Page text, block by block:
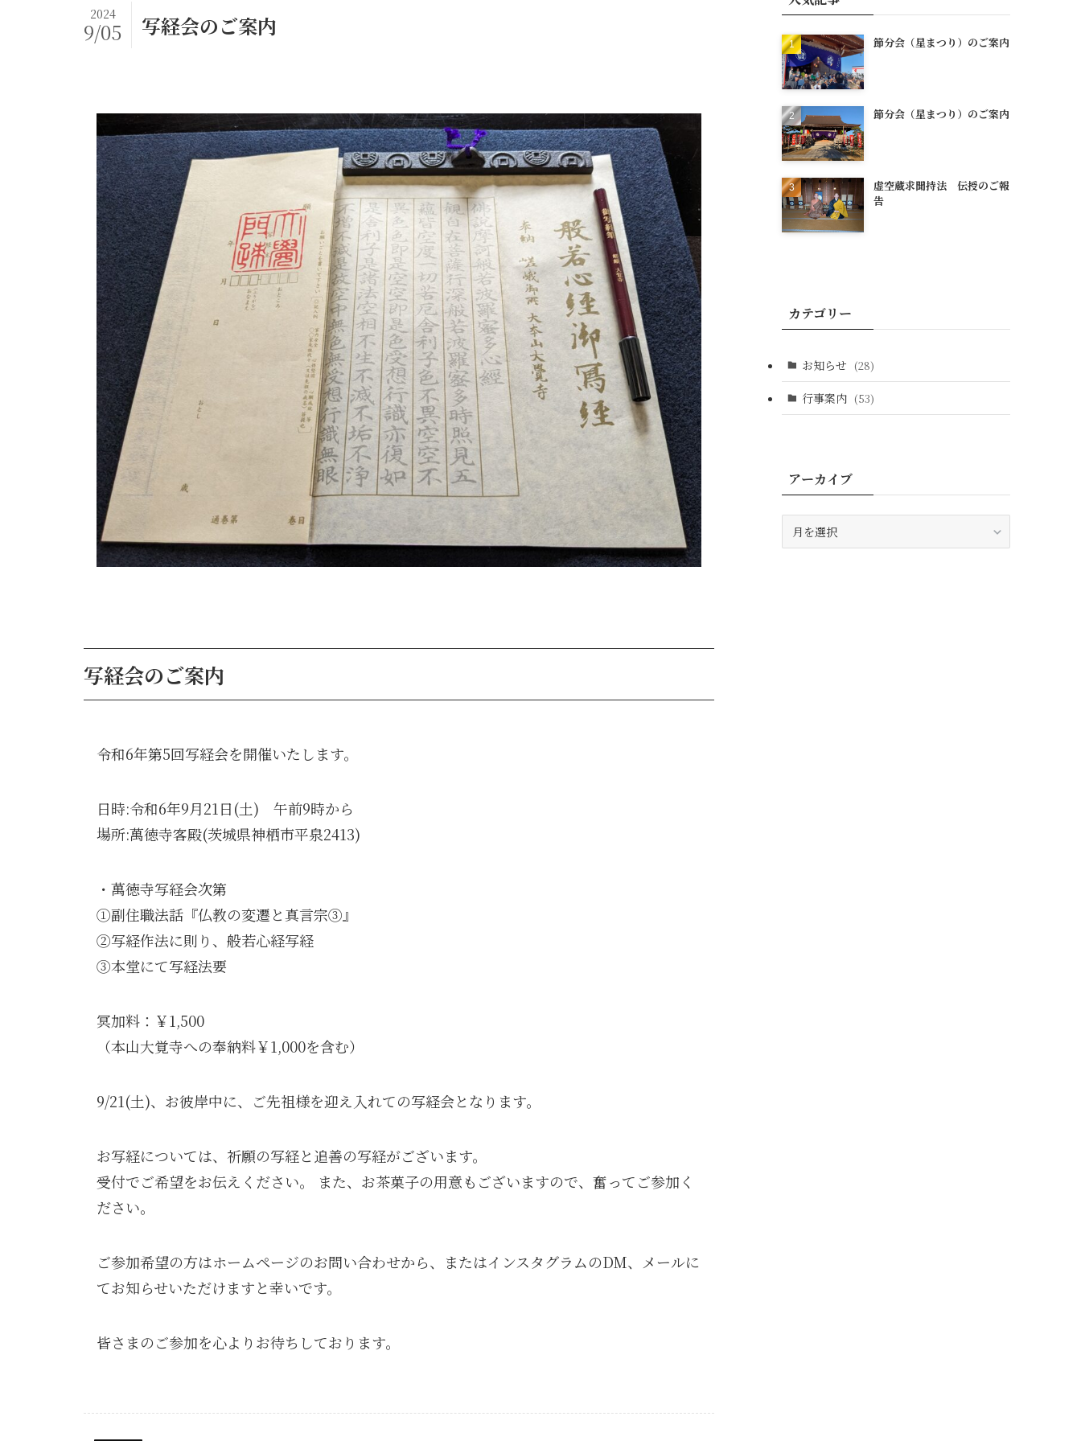
写経会のご案内
2024
9/05
写経会のご案内
令和6年第5回写経会を開催いたします。
日時:令和6年9月21日(土) 午前9時から
場所:萬徳寺客殿(茨城県神栖市平泉2413)
・萬徳寺写経会次第
①副住職法話『仏教の変遷と真言宗③』
②写経作法に則り、般若心経写経
③本堂にて写経法要
冥加料：￥1,500
（本山大覚寺への奉納料￥1,000を含む）
9/21(土)、お彼岸中に、ご先祖様を迎え入れての写経会となります。
お写経については、祈願の写経と追善の写経がございます。
受付でご希望をお伝えください。 また、お茶菓子の用意もございますので、奮ってご参加く
ださい。
ご参加希望の方はホームページのお問い合わせから、またはインスタグラムのDM、メールに
てお知らせいただけますと幸いです。
皆さまのご参加を心よりお待ちしております。
節分会（星まつり）のご案内
節分会（星まつり）のご案内
虚空蔵求聞持法 伝授のご報
告
カテゴリー
お知らせ (28)
行事案内 (53)
アーカイブ